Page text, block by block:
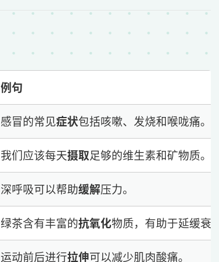
例句
感冒的常见症状包括咳嗽、发烧和喉咙痛。
我们应该每天摄取足够的维生素和矿物质。
深呼吸可以帮助缓解压力。
绿茶含有丰富的抗氧化物质，有助于延缓衰
运动前后进行拉伸可以减少肌肉酸痛。